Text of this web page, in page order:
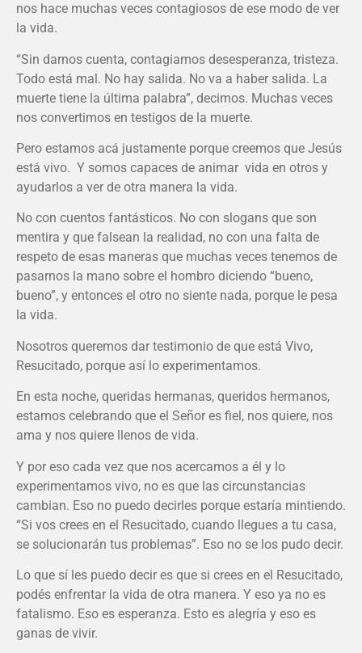
nos hace muchas veces contagiosos de ese modo de ver
la vida.
“Sin darnos cuenta, contagiamos desesperanza, tristeza.
Todo está mal. No hay salida. No va a haber salida. La
muerte tiene la última palabra”, decimos. Muchas veces
nos convertimos en testigos de la muerte.
Pero estamos acá justamente porque creemos que Jesús
está vivo. Y somos capaces de animar vida en otros y
ayudarlos a ver de otra manera la vida.
No con cuentos fantásticos. No con slogans que son
mentira y que falsean la realidad, no con una falta de
respeto de esas maneras que muchas veces tenemos de
pasarnos la mano sobre el hombro diciendo “bueno,
bueno”, y entonces el otro no siente nada, porque le pesa
la vida.
Nosotros queremos dar testimonio de que está Vivo,
Resucitado, porque así lo experimentamos.
En esta noche, queridas hermanas, queridos hermanos,
estamos celebrando que el Señor es fiel, nos quiere, nos
ama y nos quiere llenos de vida.
Y por eso cada vez que nos acercamos a él y lo
experimentamos vivo, no es que las circunstancias
cambian. Eso no puedo decirles porque estaría mintiendo.
“Si vos crees en el Resucitado, cuando llegues a tu casa,
se solucionarán tus problemas”. Eso no se los pudo decir.
Lo que sí les puedo decir es que si crees en el Resucitado,
podés enfrentar la vida de otra manera. Y eso ya no es
fatalismo. Eso es esperanza. Esto es alegría y eso es
ganas de vivir.